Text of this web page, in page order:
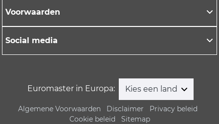
Voorwaarden
Social media
Euromaster in Europa: Kies een land
Algemene Voorwaarden Disclaimer
Privacy beleid
Cookie beleid
Sitemap